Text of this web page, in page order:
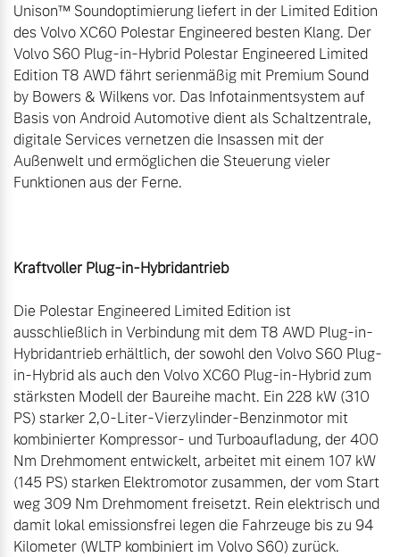
Unison™ Soundoptimierung liefert in der Limited Edition
des Volvo XC60 Polestar Engineered besten Klang. Der
Volvo S60 Plug-in-Hybrid Polestar Engineered Limited
Edition T8 AWD fährt serienmäßig mit Premium Sound
by Bowers & Wilkens vor. Das Infotainmentsystem auf
Basis von Android Automotive dient als Schaltzentrale,
digitale Services vernetzen die Insassen mit der
Außenwelt und ermöglichen die Steuerung vieler
Funktionen aus der Ferne.
Kraftvoller Plug-in-Hybridantrieb
Die Polestar Engineered Limited Edition ist
ausschließlich in Verbindung mit dem T8 AWD Plug-in-
Hybridantrieb erhältlich, der sowohl den Volvo S60 Plug-
in-Hybrid als auch den Volvo XC60 Plug-in-Hybrid zum
stärksten Modell der Baureihe macht. Ein 228 kW (310
PS) starker 2,0-Liter-Vierzylinder-Benzinmotor mit
kombinierter Kompressor- und Turboaufladung, der 400
Nm Drehmoment entwickelt, arbeitet mit einem 107 kW
(145 PS) starken Elektromotor zusammen, der vom Start
weg 309 Nm Drehmoment freisetzt. Rein elektrisch und
damit lokal emissionsfrei legen die Fahrzeuge bis zu 94
Kilometer (WLTP kombiniert im Volvo S60) zurück.